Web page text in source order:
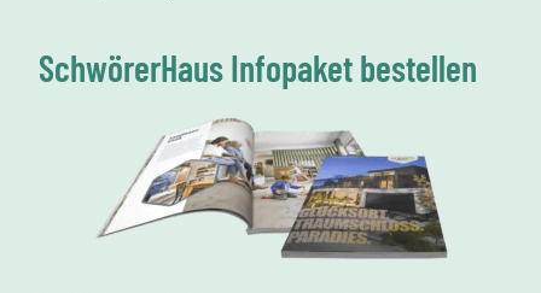
SchwörerHaus Infopaket bestellen